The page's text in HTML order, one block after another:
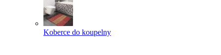
Koberce do koupelny